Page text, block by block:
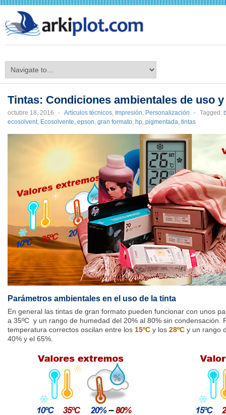
Tintas: Condiciones ambientales de uso
octubre 18, 2016 - Artículos técnicos, Impresión, Personalización - Tagged:
ecosolvent, Ecosolvente, epson, gran formato, hp, pigmentada, tintas
Parámetros ambientales en el uso de la tinta
En general las tintas de gran formato pueden funcionar con unos
a 35ºC y un rango de humedad del 20% al 80% sin condensación.
temperatura correctos oscilan entre los 15ºC y los 28ºC y un rango
40% y el 65%.